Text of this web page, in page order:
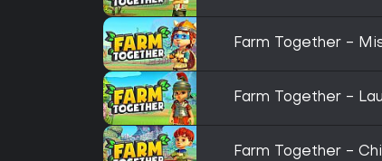
Farm Together -
Farm Together -
Farm Together -